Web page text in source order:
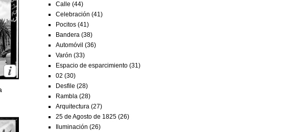
Calle (44)
Celebración (41)
Pocitos (41)
Bandera (38)
Automóvil (36)
Varón (33)
Espacio de esparcimiento (31)
02 (30)
Desfile (28)
Rambla (28)
Arquitectura (27)
25 de Agosto de 1825 (26)
Iluminación (26)